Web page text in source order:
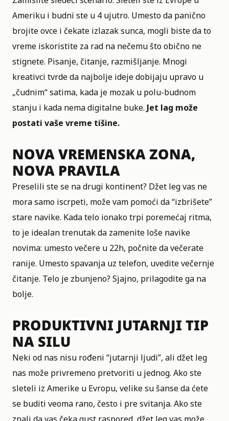
Ameriku i budni ste u 4 ujutro. Umesto da panično
brojite ovce i čekate izlazak sunca, mogli biste da to
vreme iskoristite za rad na nečemu što obično ne
stignete. Pisanje, čitanje, razmišljanje. Mnogi
kreativci tvrde da najbolje ideje dobijaju upravo u
„čudnim“ satima, kada je mozak u polu-budnom
stanju i kada nema digitalne buke. Jet lag može
postati vaše vreme tišine.
NOVA VREMENSKA ZONA,
NOVA PRAVILA
Preselili ste se na drugi kontinent? Džet leg vas ne
mora samo iscrpeti, može vam pomoći da “izbrišete”
stare navike. Kada telo ionako trpi poremećaj ritma,
to je idealan trenutak da zamenite loše navike
novima: umesto večere u 22h, počnite da večerate
ranije. Umesto spavanja uz telefon, uvedite večernje
čitanje. Telo je zbunjeno? Sjajno, prilagodite ga na
bolje.
PRODUKTIVNI JUTARNJI TIP
NA SILU
Neki od nas nisu rođeni “jutarnji ljudi”, ali džet leg
nas može privremeno pretvoriti u jednog. Ako ste
sleteli iz Amerike u Evropu, velike su šanse da ćete
se buditi veoma rano, često i pre svitanja. Ako ste
znali da vas čeka gust raspored, džet leg vas može